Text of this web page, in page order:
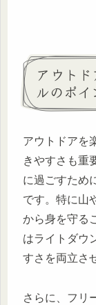
アウト
ルのポイ
アウトドアを
きやすさも重
に過ごすため
です。特に山
から身を守る
はライトダウ
すさを両立さ
さらに、フリ